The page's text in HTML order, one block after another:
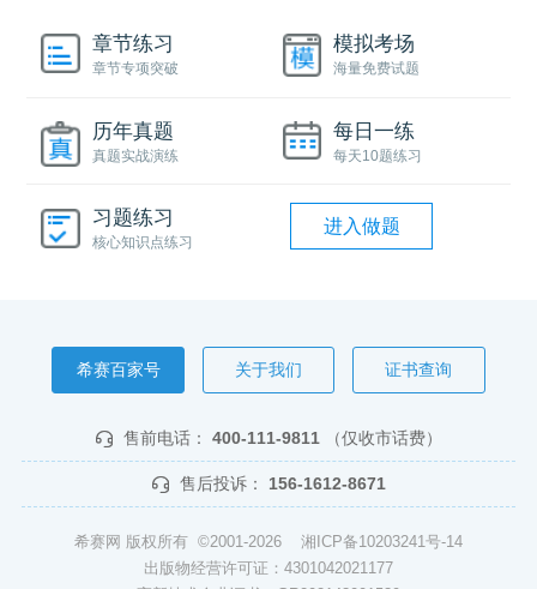
章节练习
章节专项突破
模拟考场
海量免费试题
历年真题
真题实战演练
每日一练
每天10题练习
习题练习
核心知识点练习
进入做题
希赛百家号 关于我们 证书查询
售前电话： 400-111-9811 （仅收市话费）
售后投诉： 156-1612-8671
希赛网 版权所有 ©2001-2026 湘ICP备10203241号-14
出版物经营许可证：4301042021177